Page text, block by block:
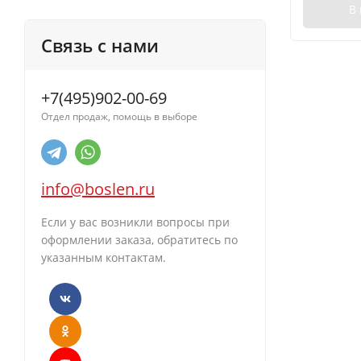
Связь с нами
+7(495)902-00-69
Отдел продаж, помощь в выборе
info@boslen.ru
Если у вас возникли вопросы при
оформлении заказа, обратитесь по
указанным контактам.
В